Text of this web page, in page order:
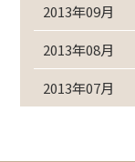
2013年09月
2013年08月
2013年07月